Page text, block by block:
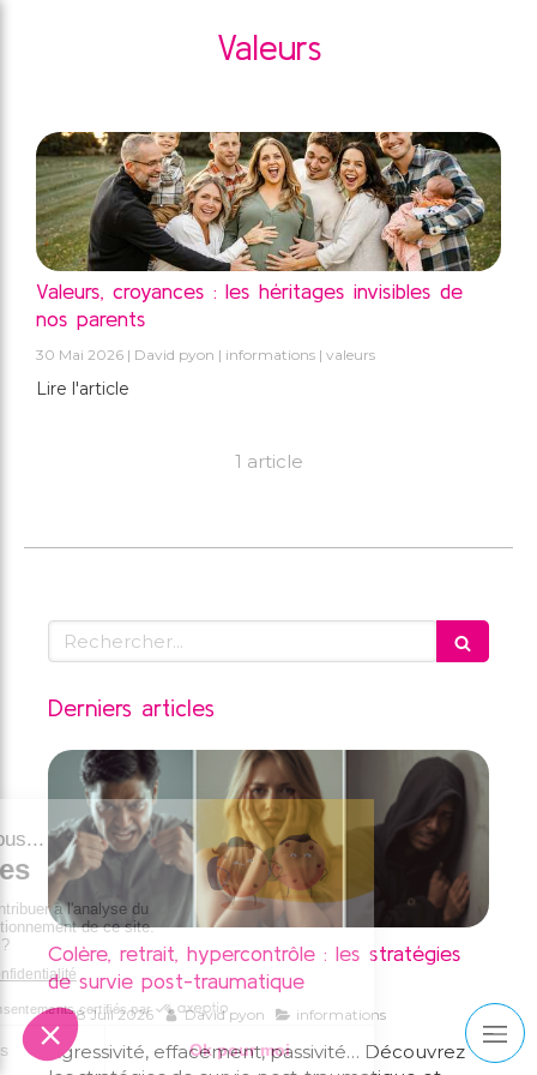
Valeurs
Valeurs, croyances : les héritages invisibles de
nos parents
30 Mai 2026 David pyon informations valeurs
Lire l'article
1 article
Rechercher
Derniers articles
Colère, retrait, hypercontrôle : les stratégies
de survie post-traumatique
28 Juil 2026 David pyon informations
Agressivité, effacement, passivité… Découvrez